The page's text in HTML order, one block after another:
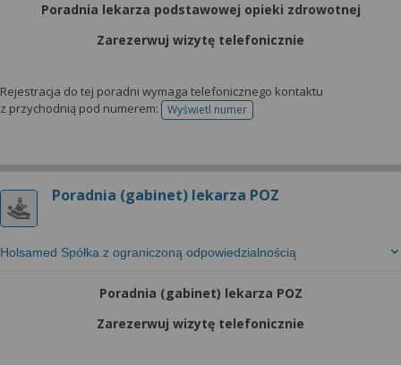
Poradnia lekarza podstawowej opieki zdrowotnej
Zarezerwuj wizytę telefonicznie
Rejestracja do tej poradni wymaga telefonicznego kontaktu
z przychodnią pod numerem:
Wyświetl numertelefonu do rejestracji
Poradnia (gabinet) lekarza POZ
Holsamed Spółka z ograniczoną odpowiedzialnością
Poradnia (gabinet) lekarza POZ
Zarezerwuj wizytę telefonicznie